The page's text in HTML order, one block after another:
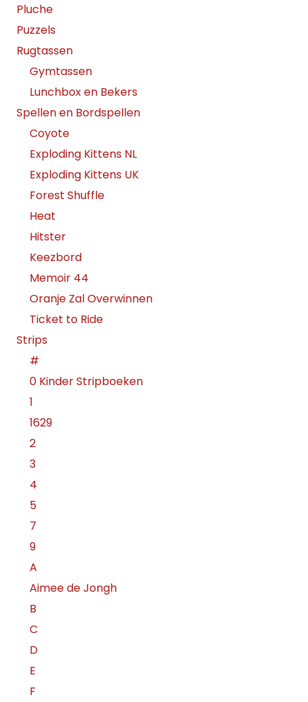
Pluche
Puzzels
Rugtassen
Gymtassen
Lunchbox en Bekers
Spellen en Bordspellen
Coyote
Exploding Kittens NL
Exploding Kittens UK
Forest Shuffle
Heat
Hitster
Keezbord
Memoir 44
Oranje Zal Overwinnen
Ticket to Ride
Strips
#
0 Kinder Stripboeken
1
1629
2
3
4
5
7
9
A
Aimee de Jongh
B
C
D
E
F